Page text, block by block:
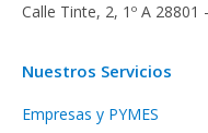
Calle Tinte, 2, 1º A
Nuestros Servicios
Empresas y PYMES